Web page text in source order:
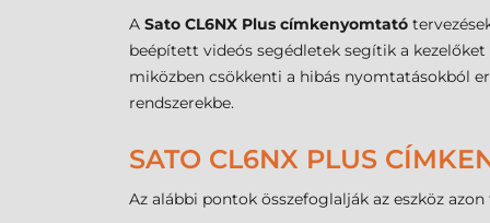
A Sato CL6NX Plus címkenyomtató
beépített videós segédletek segítik a
miközben csökkenti a hibás nyomtatásokból
rendszerekbe.
SATO CL6NX PLUS
Az alábbi pontok összefoglalják az eszköz